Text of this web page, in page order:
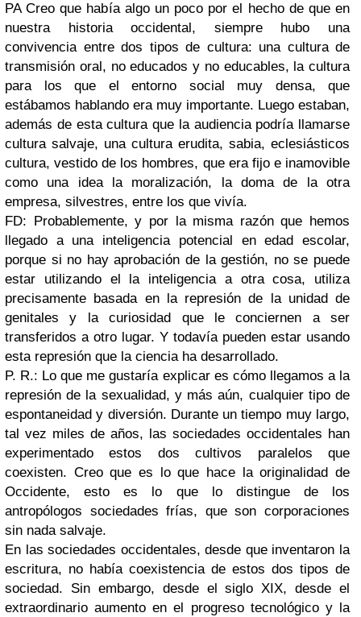
PA Creo que había algo un poco por el hecho de que en
nuestra historia occidental, siempre hubo una
convivencia entre dos tipos de cultura: una cultura de
transmisión oral, no educados y no educables, la cultura
para los que el entorno social muy densa, que
estábamos hablando era muy importante. Luego estaban,
además de esta cultura que la audiencia podría llamarse
cultura salvaje, una cultura erudita, sabia, eclesiásticos
cultura, vestido de los hombres, que era fijo e inamovible
como una idea la moralización, la doma de la otra
empresa, silvestres, entre los que vivía.
FD: Probablemente, y por la misma razón que hemos
llegado a una inteligencia potencial en edad escolar,
porque si no hay aprobación de la gestión, no se puede
estar utilizando el la inteligencia a otra cosa, utiliza
precisamente basada en la represión de la unidad de
genitales y la curiosidad que le conciernen a ser
transferidos a otro lugar. Y todavía pueden estar usando
esta represión que la ciencia ha desarrollado.
P. R.: Lo que me gustaría explicar es cómo llegamos a la
represión de la sexualidad, y más aún, cualquier tipo de
espontaneidad y diversión. Durante un tiempo muy largo,
tal vez miles de años, las sociedades occidentales han
experimentado estos dos cultivos paralelos que
coexisten. Creo que es lo que hace la originalidad de
Occidente, esto es lo que lo distingue de los
antropólogos sociedades frías, que son corporaciones
sin nada salvaje.
En las sociedades occidentales, desde que inventaron la
escritura, no había coexistencia de estos dos tipos de
sociedad. Sin embargo, desde el siglo XIX, desde el
extraordinario aumento en el progreso tecnológico y la